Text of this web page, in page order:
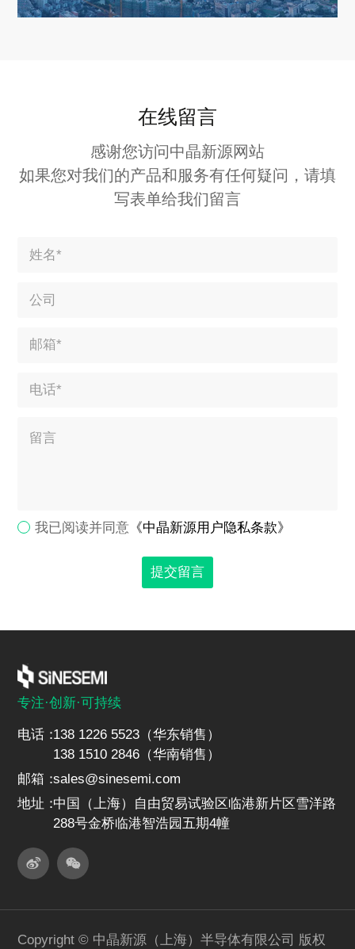
在线留言
感谢您访问中晶新源网站
如果您对我们的产品和服务有任何疑问，请填
写表单给我们留言
我已阅读并同意 《中晶新源用户隐私条款》
提交留言
专注·创新·可持续
电话：138 1226 5523（华东销售）
138 1510 2846（华南销售）
邮箱：sales@sinesemi.com
地址：中国（上海）自由贸易试验区临港新片区雪洋路
288号金桥临港智浩园五期4幢
Copyright © 中晶新源（上海）半导体有限公司 版权